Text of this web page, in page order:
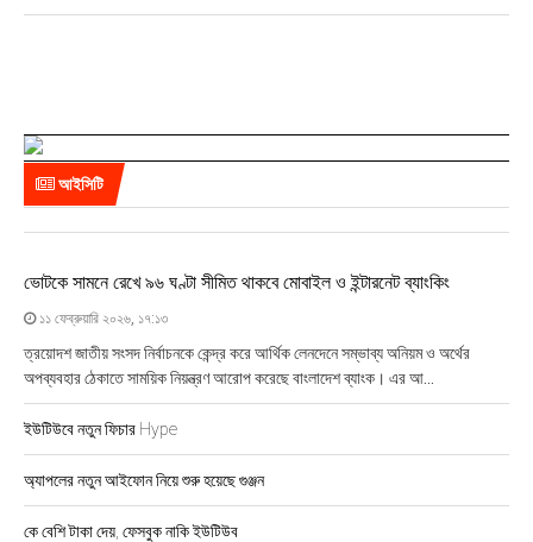
আইসিটি
ভোটকে সামনে রেখে ৯৬ ঘণ্টা সীমিত থাকবে মোবাইল ও ইন্টারনেট ব্যাংকিং
১১ ফেব্রুয়ারি ২০২৬, ১৭:১৩
ত্রয়োদশ জাতীয় সংসদ নির্বাচনকে কেন্দ্র করে আর্থিক লেনদেনে সম্ভাব্য অনিয়ম ও অর্থের
অপব্যবহার ঠেকাতে সাময়িক নিয়ন্ত্রণ আরোপ করেছে বাংলাদেশ ব্যাংক। এর আ...
ইউটিউবে নতুন ফিচার Hype
অ্যাপলের নতুন আইফোন নিয়ে শুরু হয়েছে গুঞ্জন
কে বেশি টাকা দেয়, ফেসবুক নাকি ইউটিউব